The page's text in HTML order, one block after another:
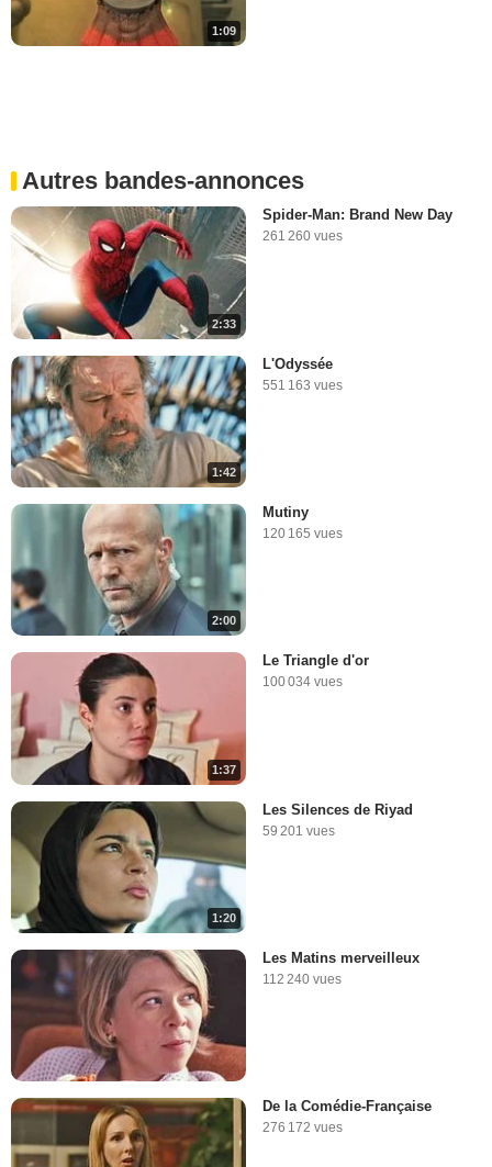
1:09
Autres bandes-annonces
2:33
Spider-Man: Brand New Day
261 260 vues
1:42
L'Odyssée
551 163 vues
2:00
Mutiny
120 165 vues
1:37
Le Triangle d'or
100 034 vues
1:20
Les Silences de Riyad
59 201 vues
Les Matins merveilleux
112 240 vues
De la Comédie-Française
276 172 vues